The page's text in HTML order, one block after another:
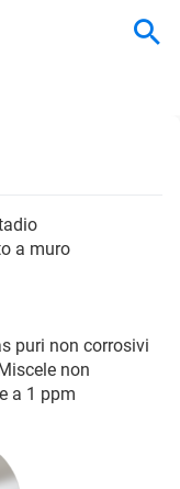
a muro
puri non corrosivi
non
a 1 ppm